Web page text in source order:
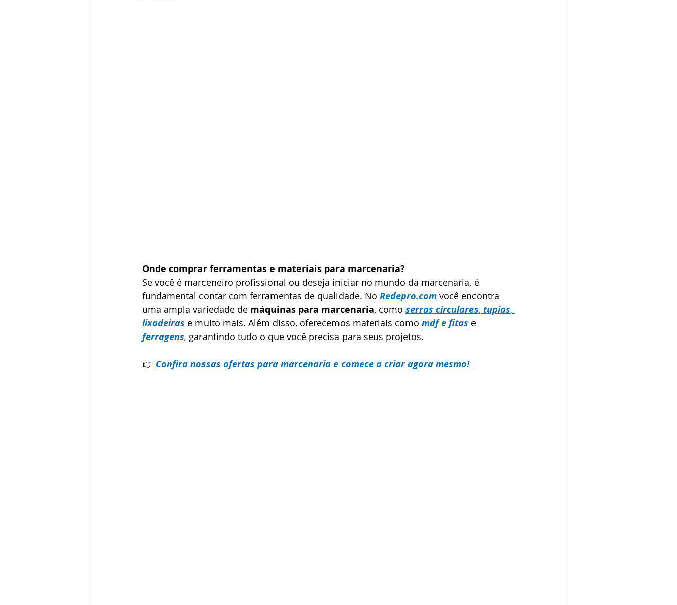
Onde comprar ferramentas e materiais para marcenaria?
Se você é marceneiro profissional ou deseja iniciar no mundo da marcenaria, é
fundamental contar com ferramentas de qualidade. No Redepro.com você encontra
uma ampla variedade de máquinas para marcenaria, como serras circulares, tupias,
lixadeiras e muito mais. Além disso, oferecemos materiais como mdf e fitas e
ferragens, garantindo tudo o que você precisa para seus projetos.
👉 Confira nossas ofertas para marcenaria e comece a criar agora mesmo!